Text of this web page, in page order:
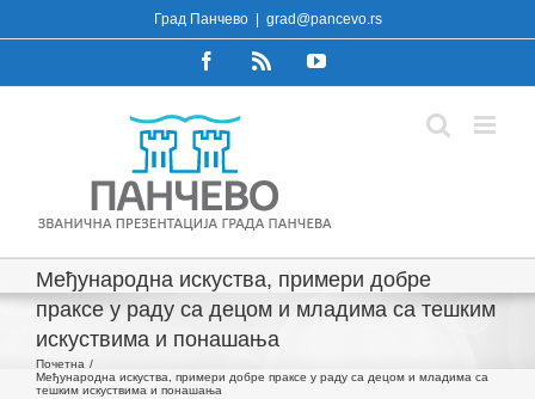
to
Град Панчево grad@pancevo.rs
FacebookRss YouTube
Међународна искуства, примери добре
праксе у раду са децом и младима са тешким
искуствима и понашања
Почетна
Међународна искуства, примери добре праксе у раду са децом и младима са
тешким искуствима и понашања